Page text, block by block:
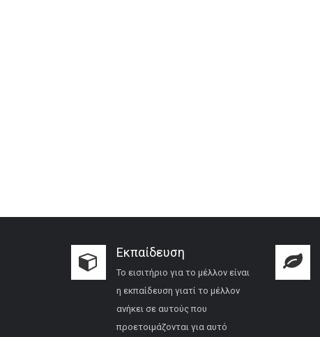
Εκπαίδευση
Το εισιτήριο για το μέλλον είναι
η εκπαίδευση γιατί το μέλλον
ανήκει σε αυτούς που
προετοιμάζονται για αυτό